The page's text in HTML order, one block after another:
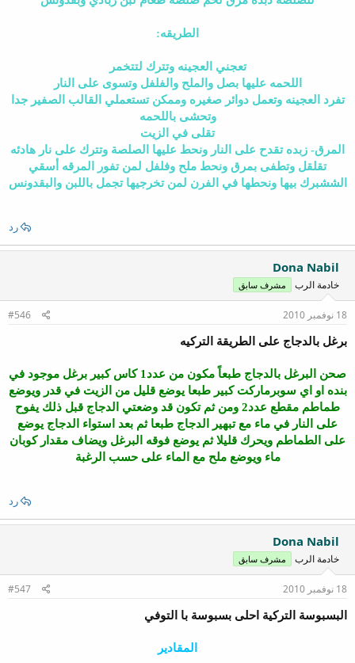
الطريقه:
تعجني العجينه وتترك لتتخمر
اللحمه عليها بصل والملح والفلفل وتسوى على النار
تفرد العجينه وتعمل دوائر صغيره وممكن تستعملي القالب الصفير جدا
وتحشى باللحمه
تقلى في الزيت
المرق- زبده تقدح على النار ونحط عليها الصلصة وتترك على نار هادئه
تقلقل وتطفى بمرق ونحط ملح وفلفل لمن تفور المرقه أسقي
الششبرك بيها ونحطها في الفرن لمن تخرجيها تجمل باللبن والبقدونس
رد
Dona Nabil
خادمة الرب مشرف سابق
18 نوفمبر 2010 #546
برغل بالدجاج على الطريقة التركيه
صحن البرغل بالدجاج طبعاً مكون من عدد1 كاس كبير برغل موجود في
بنده او اي سوبرماركت كبير طبعا يوضع قليل من الزيت في قدر ويوضع
طماطم مقطع عدد2 ومن ثم تكون قد وضعتي الدجاج قبل ذلك يفوح
على النار في ماء مع تبهير الدجاج طبعا ثم بعد استواء الدجاج يوضع
على الطماطم ويحرك قليلا ثم يوضع فوقه البرغل ويضاف مقدار كوبان
ماء ويوضع ملح مع الماء على حسب الرغبة
رد
Dona Nabil
خادمة الرب مشرف سابق
18 نوفمبر 2010 #547
البسبوسة التركية احلى بسبوسة با التوفي
المقادير